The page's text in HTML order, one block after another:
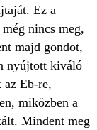
Ez a
nincs meg,
majd gondot,
nyújtott kiváló
Eb-re,
miközben a
Mindent meg